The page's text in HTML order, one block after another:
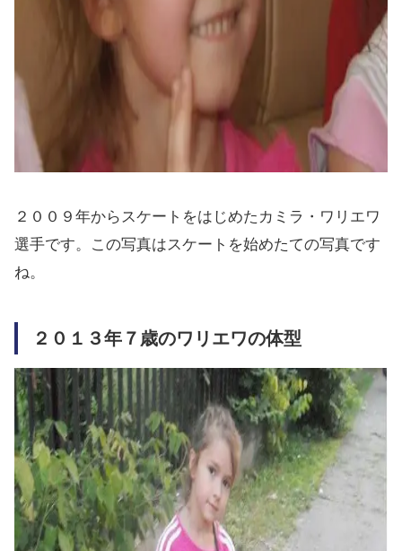
２００９年からスケートをはじめたカミラ・ワリエワ
選手です。この写真はスケートを始めたての写真です
ね。
２０１３年７歳のワリエワの体型